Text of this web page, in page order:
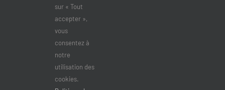
sur « Tout
accepter »,
vous
consentez à
notre
utilisation des
cookies.